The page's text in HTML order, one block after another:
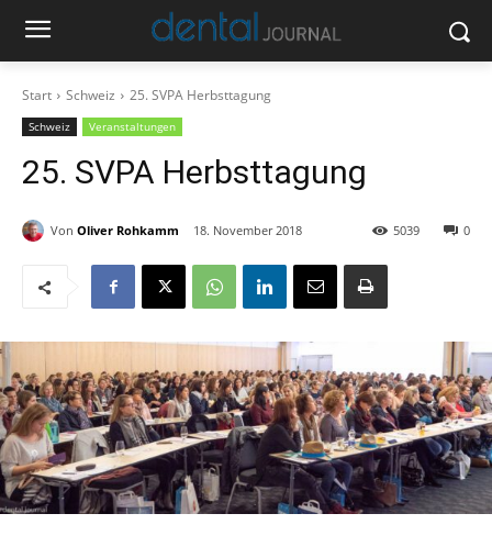
Start Schweiz 25. SVPA Herbsttagung
Schweiz Veranstaltungen
25. SVPA Herbsttagung
Von Oliver Rohkamm 18. November 2018 0
5039